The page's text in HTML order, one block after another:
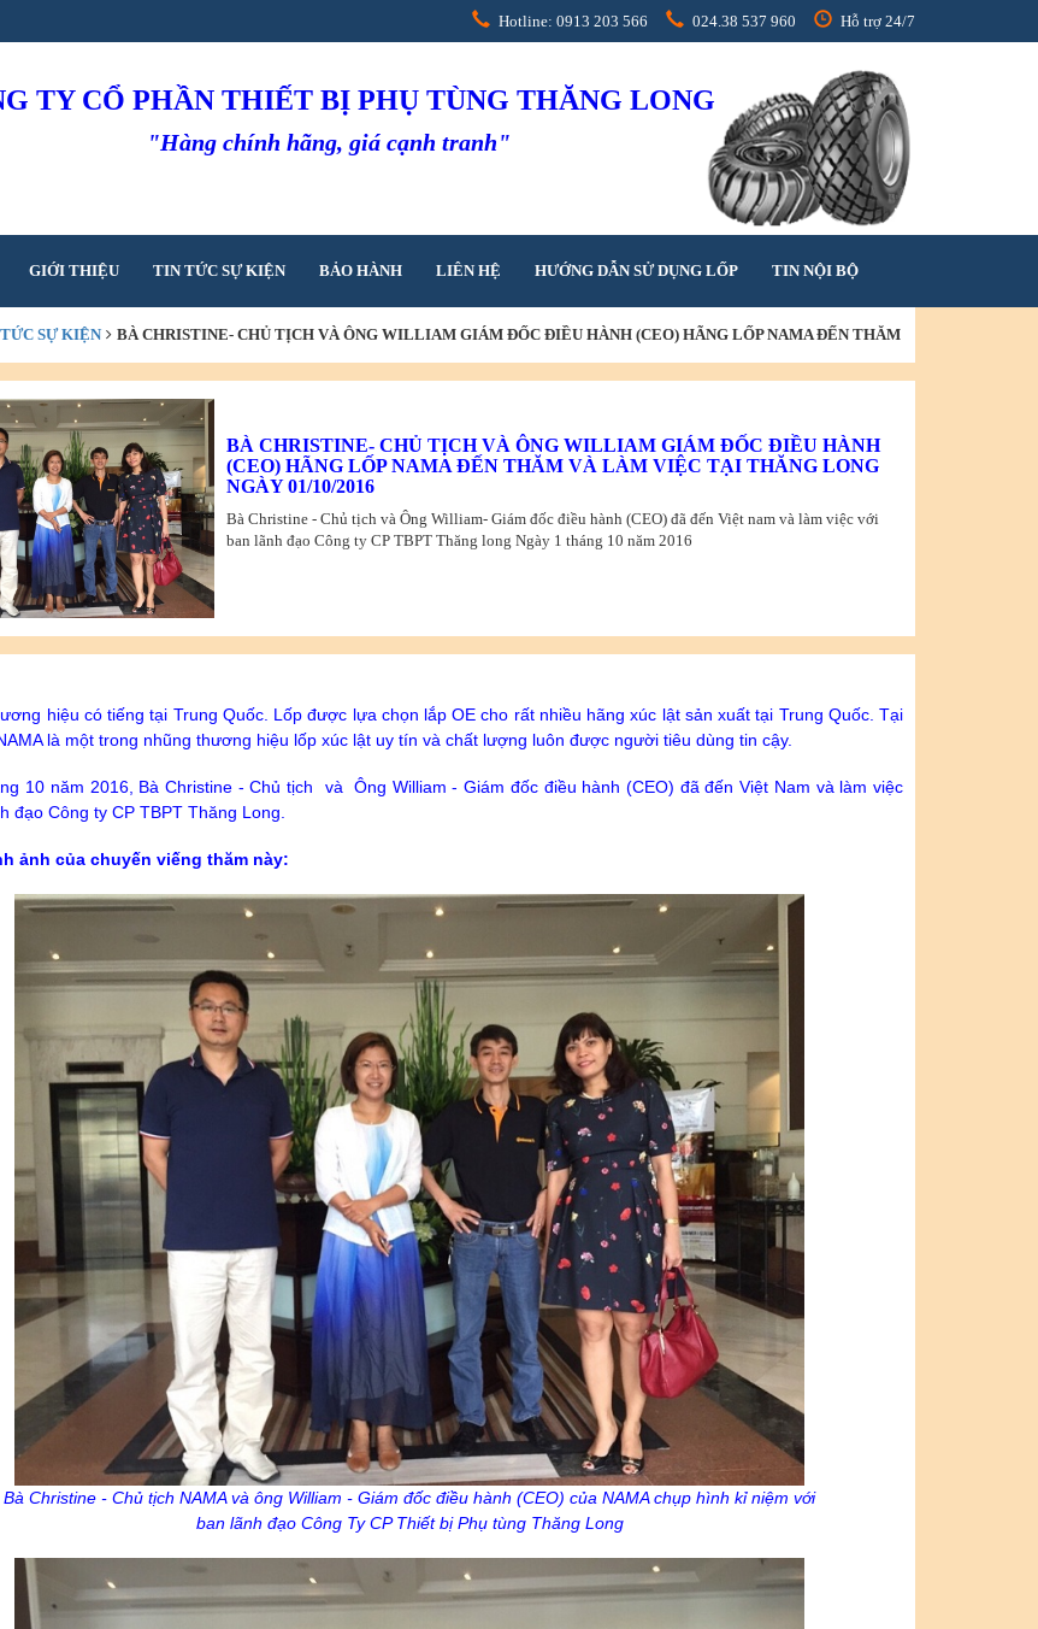
Hotline: 0913 203 566 024.38 537 960 Hỗ trợ 24/7
TY CỔ PHẦN THIẾT BỊ PHỤ TÙNG THĂNG LONG
"Hàng chính hãng, giá cạnh tranh"
GIỚI THIỆU TIN TỨC SỰ KIỆN BẢO HÀNH LIÊN HỆ HƯỚNG DẪN SỬ DỤNG LỐP TIN NỘI BỘ
SỰ KIỆN BÀ CHRISTINE- CHỦ TỊCH VÀ ÔNG WILLIAM GIÁM ĐỐC ĐIỀU HÀNH (CEO) HÃNG LỐP NAMA ĐẾN THĂM
BÀ CHRISTINE- CHỦ TỊCH VÀ ÔNG WILLIAM GIÁM ĐỐC ĐIỀU HÀNH
(CEO) HÃNG LỐP NAMA ĐẾN THĂM VÀ LÀM VIỆC TẠI THĂNG LONG
NGÀY 01/10/2016
Bà Christine - Chủ tịch và Ông William- Giám đốc điều hành (CEO) đã đến Việt nam và làm việc với
ban lãnh đạo Công ty CP TBPT Thăng long Ngày 1 tháng 10 năm 2016
hiệu có tiếng tại Trung Quốc. Lốp được lựa chọn lắp OE cho rất nhiều hãng xúc lật sản xuất tại Trung Quốc. Tại
là một trong nhũng thương hiệu lốp xúc lật uy tín và chất lượng luôn được người tiêu dùng tin cậy.
10 năm 2016, Bà Christine - Chủ tịch và Ông William - Giám đốc điều hành (CEO) đã đến Việt Nam và làm việc
đạo Công ty CP TBPT Thăng Long.
ảnh của chuyến viếng thăm này:
Bà Christine - Chủ tịch NAMA và ông William - Giám đốc điều hành (CEO) của NAMA chụp hình kỉ niệm với
ban lãnh đạo Công Ty CP Thiết bị Phụ tùng Thăng Long